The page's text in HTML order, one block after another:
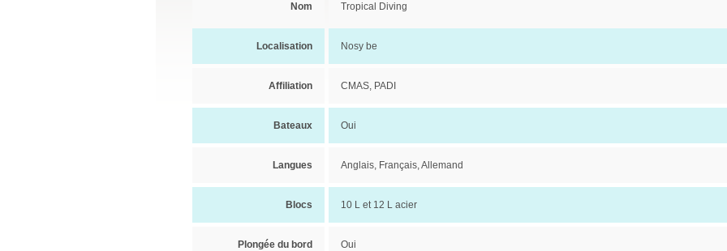
Nom Tropical Diving
Localisation Nosy be
Affiliation CMAS, PADI
Bateaux Oui
Langues Anglais, Français, Allemand
Blocs 10 L et 12 L acier
Plongée du bord Oui